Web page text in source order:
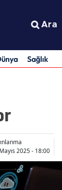
Ara
Sağlık
2025 - 18:00